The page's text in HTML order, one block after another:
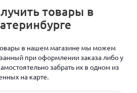
товары в
в нашем магазине мы можем
при оформлении заказа либо у
забрать их в одном из
на карте.